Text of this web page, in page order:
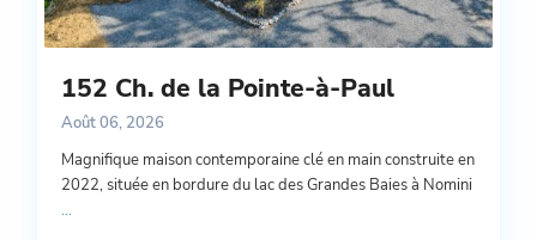
152 Ch. de la Pointe-à-Paul
Août 06, 2026
Magnifique maison contemporaine clé en main construite en
2022, située en bordure du lac des Grandes Baies à Nomini
...